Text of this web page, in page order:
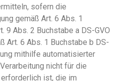
sofern die
gemäß Art. 6 Abs. 1
9 Abs. 2 Buchstabe a DS-GVO
Art. 6 Abs. 1 Buchstabe b DS-
mithilfe automatisierter
nicht für die
ist, die im